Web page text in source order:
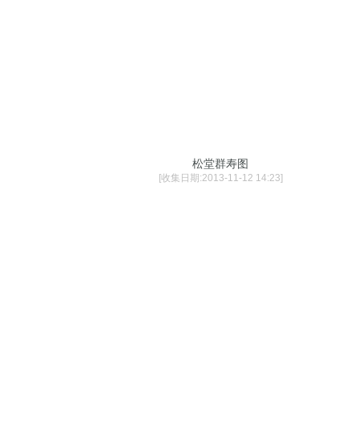
松堂群寿图
[收集日期:2013-11-12 14:23]